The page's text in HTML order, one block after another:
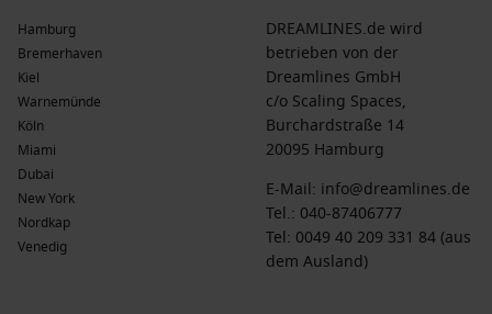
Hamburg
Bremerhaven
Kiel
Warnemünde
Köln
Miami
Dubai
New York
Nordkap
Venedig
DREAMLINES.de wird
betrieben von der
Dreamlines GmbH
c/o Scaling Spaces,
Burchardstraße 14
20095 Hamburg
E-Mail: info@dreamlines.de
Tel.: 040-87406777
Tel: 0049 40 209 331 84 (aus
dem Ausland)